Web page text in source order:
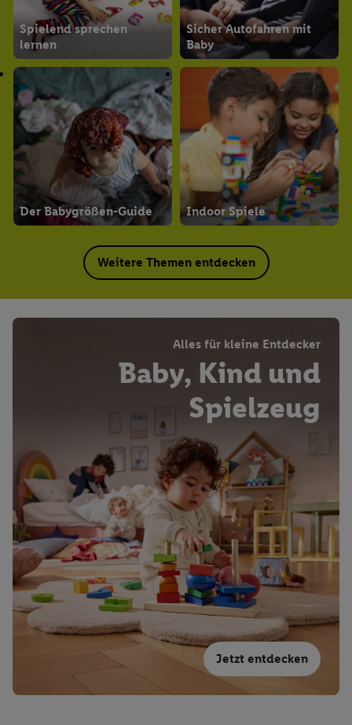
Spielend sprechen
lernen
Sicher Autofahren mit
Baby
Der Babygrößen-Guide Indoor Spiele
Weitere Themen entdecken
Alles für kleine Entdecker
Baby, Kind und
Spielzeug
Jetzt entdecken